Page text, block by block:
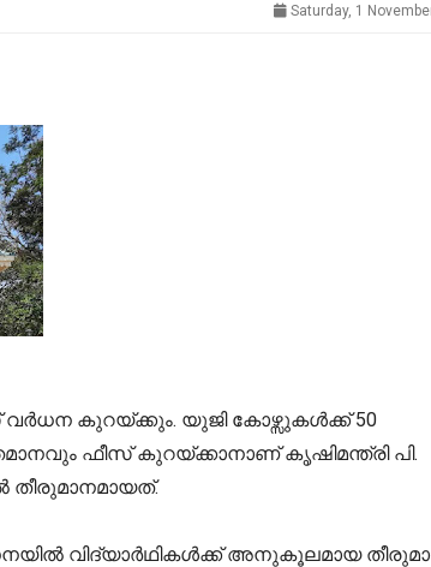
Saturday, 1
കുറയ്ക്കും. യുജി കോഴ്സുകൾക്ക് 50
ഫീസ് കുറയ്ക്കാനാണ് കൃഷിമന്ത്രി പി.
തീരുമാനമായത്.
വിദ്യാർഥികൾക്ക് അനുകൂലമായ